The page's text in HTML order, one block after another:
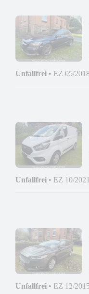
Unfallfrei • EZ 05/
Unfallfrei • EZ 10/2021
Unfallfrei • EZ 12/